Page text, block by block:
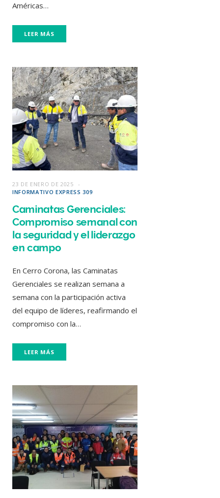
Américas…
LEER MÁS
23 DE ENERO DE 2025
INFORMATIVO EXPRESS 309
Caminatas Gerenciales:
Compromiso semanal con
la seguridad y el liderazgo
en campo
En Cerro Corona, las Caminatas
Gerenciales se realizan semana a
semana con la participación activa
del equipo de líderes, reafirmando el
compromiso con la…
LEER MÁS